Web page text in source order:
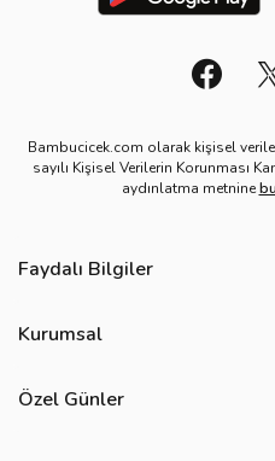
Bambucicek.com olarak kişisel
sayılı Kişisel Verilerin Korunması
aydınlatma metnine
Faydalı Bilgiler
Site Haritası
Kurumsal
Özel Günler